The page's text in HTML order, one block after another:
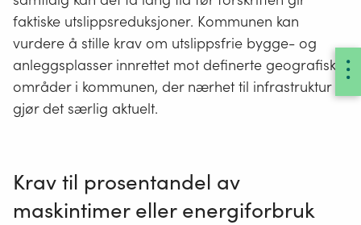
faktiske utslippsreduksjoner. Kommunen kan
vurdere å stille krav om utslippsfrie bygge- og
anleggsplasser innrettet mot definerte geografiske
områder i kommunen, der nærhet til infrastruktur
gjør det særlig aktuelt.
Krav til prosentandel av
maskintimer eller energiforbruk